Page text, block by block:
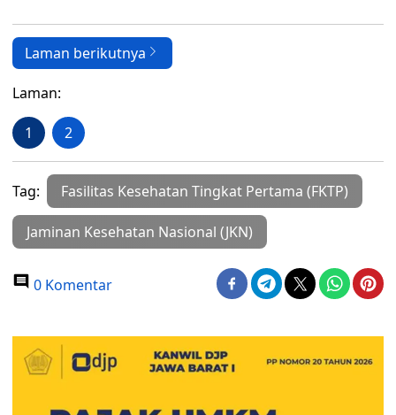
Laman berikutnya
Laman:
1 2
Tag: Fasilitas Kesehatan Tingkat Pertama (FKTP)
Jaminan Kesehatan Nasional (JKN)
0 Komentar